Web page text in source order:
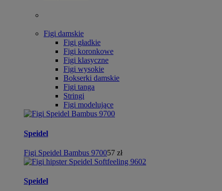
Figi damskie
Figi gładkie
Figi koronkowe
Figi klasyczne
Figi wysokie
Bokserki damskie
Figi tanga
Stringi
Figi modelujące
Speidel
Figi Speidel Bambus 970057 zł
Speidel